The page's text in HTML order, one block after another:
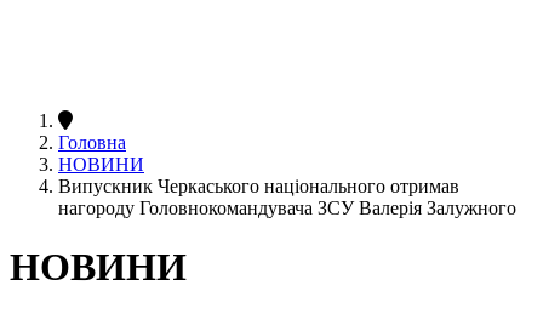
Головна
НОВИНИ
Випускник Черкаського національного отримав
нагороду Головнокомандувача ЗСУ Валерія Залужного
НОВИНИ